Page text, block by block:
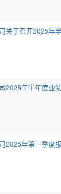
关于召开2025年
2025年半年度业
2025年第一季度